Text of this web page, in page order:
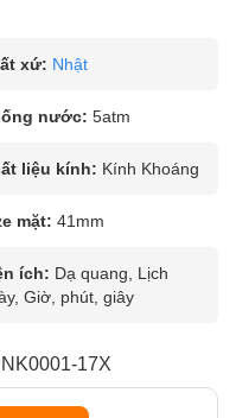
xứ: Nhật
nước: 5atm
liệu kính: Kính Khoáng
mặt: 41mm
ích: Dạ quang, Lịch
Giờ, phút, giây
17X